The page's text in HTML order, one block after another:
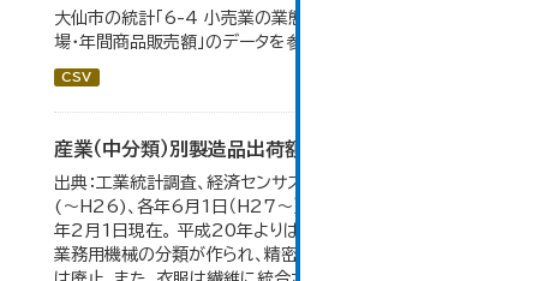
大仙市の統計「6-4 小売業の業態別商店数・従業者数・売
場・年間商品販売額」のデータを参照しています。
CSV
産業（中分類）別製造品出荷額等の推移
出典：工業統計調査、経済センサス。 各年12月31日現在
(～H26)、各年6月1日（H27～）・平成23年のみ平成24
年2月1日現在。 平成20年よりはん用機械、生産用機械、
業務用機械の分類が作られ、精密機械、一般用機械の分類